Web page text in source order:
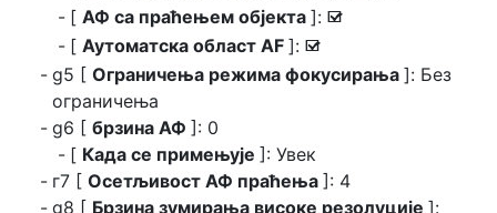
[ АФ са праћењем објекта ]: M
[ Аутоматска област AF ]: M
g5 [ Ограничења режима фокусирања ]: Без
ограничења
g6 [ брзина АФ ]: 0
[ Када се примењује ]: Увек
г7 [ Осетљивост АФ праћења ]: 4
g8 [ Брзина зумирања високе резолуције ]: